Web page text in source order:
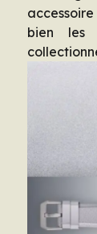
bien les